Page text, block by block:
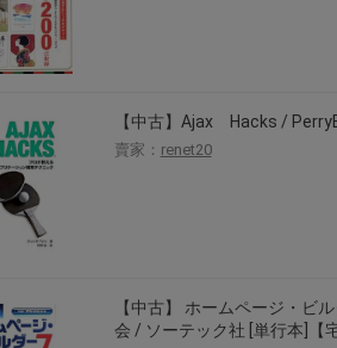
使用期限至發放後第30日之晚上23:59。
可於「JDirectItems Auction」、「日本商
。
不可用於購買商品為「門票、優惠券、住
限不會延長。
所有變更、修改或提前終止之權利，如有變
【中古】Ajax Hacks /
賣家： renet20
【中古】 ホームページ・ビ
会 / ソーテック社 [単行本]【